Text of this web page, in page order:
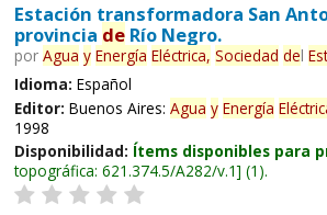
Estación transformadora San
provincia deRío Negro.
por Agua y Energía Eléctrica, Sociedad del
Idioma: Español
Editor: Buenos Aires: Agua y Energía
1998
Disponibilidad: Ítems disponibles para
topográfica: 621.374.5/A282/v.1 (1).